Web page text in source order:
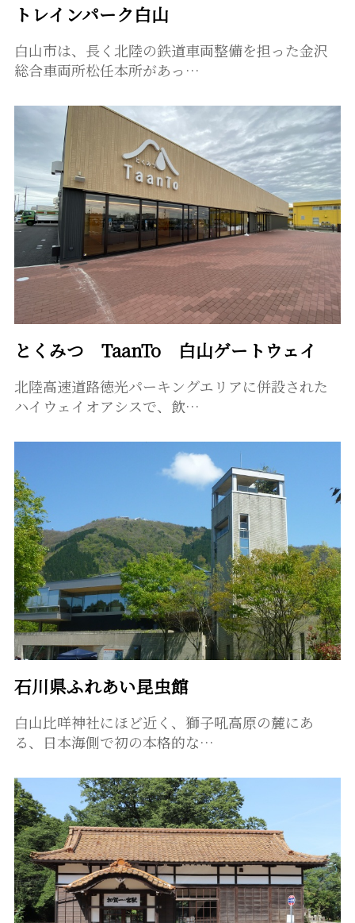
トレインパーク白山
白山市は、長く北陸の鉄道車両整備を担った金沢
総合車両所松任本所があっ…
とくみつ TaanTo 白山ゲートウェイ
北陸高速道路徳光パーキングエリアに併設された
ハイウェイオアシスで、飲…
石川県ふれあい昆虫館
白山比咩神社にほど近く、獅子吼高原の麓にあ
る、日本海側で初の本格的な…